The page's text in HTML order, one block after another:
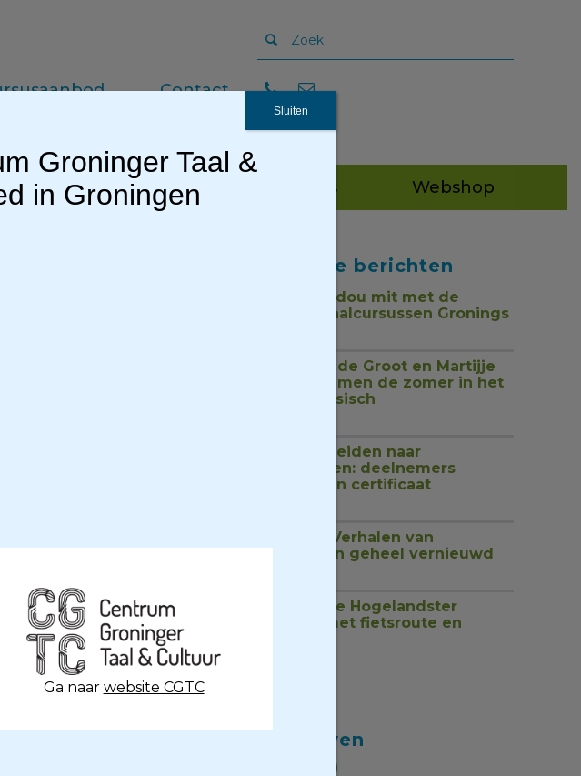
Contact
Praktijkkennis Publicaties Webshop
Recente berichten
Tou mor, dou mit met de
nieuwe taalcursussen Gronings
Jan Henk de Groot en Martijje
zingen samen de zomer in het
Nedersaksisch
Van rondleiden naar
begeleiden: deelnemers
ontvangen certificaat
Website Verhalen van
Groningen geheel vernieuwd
Ontdek de Hogelandster
molens met fietsroute en
Archieven
(2)
Groninger Taal &
in Groningen
Ga naar website CGTC
Sluiten